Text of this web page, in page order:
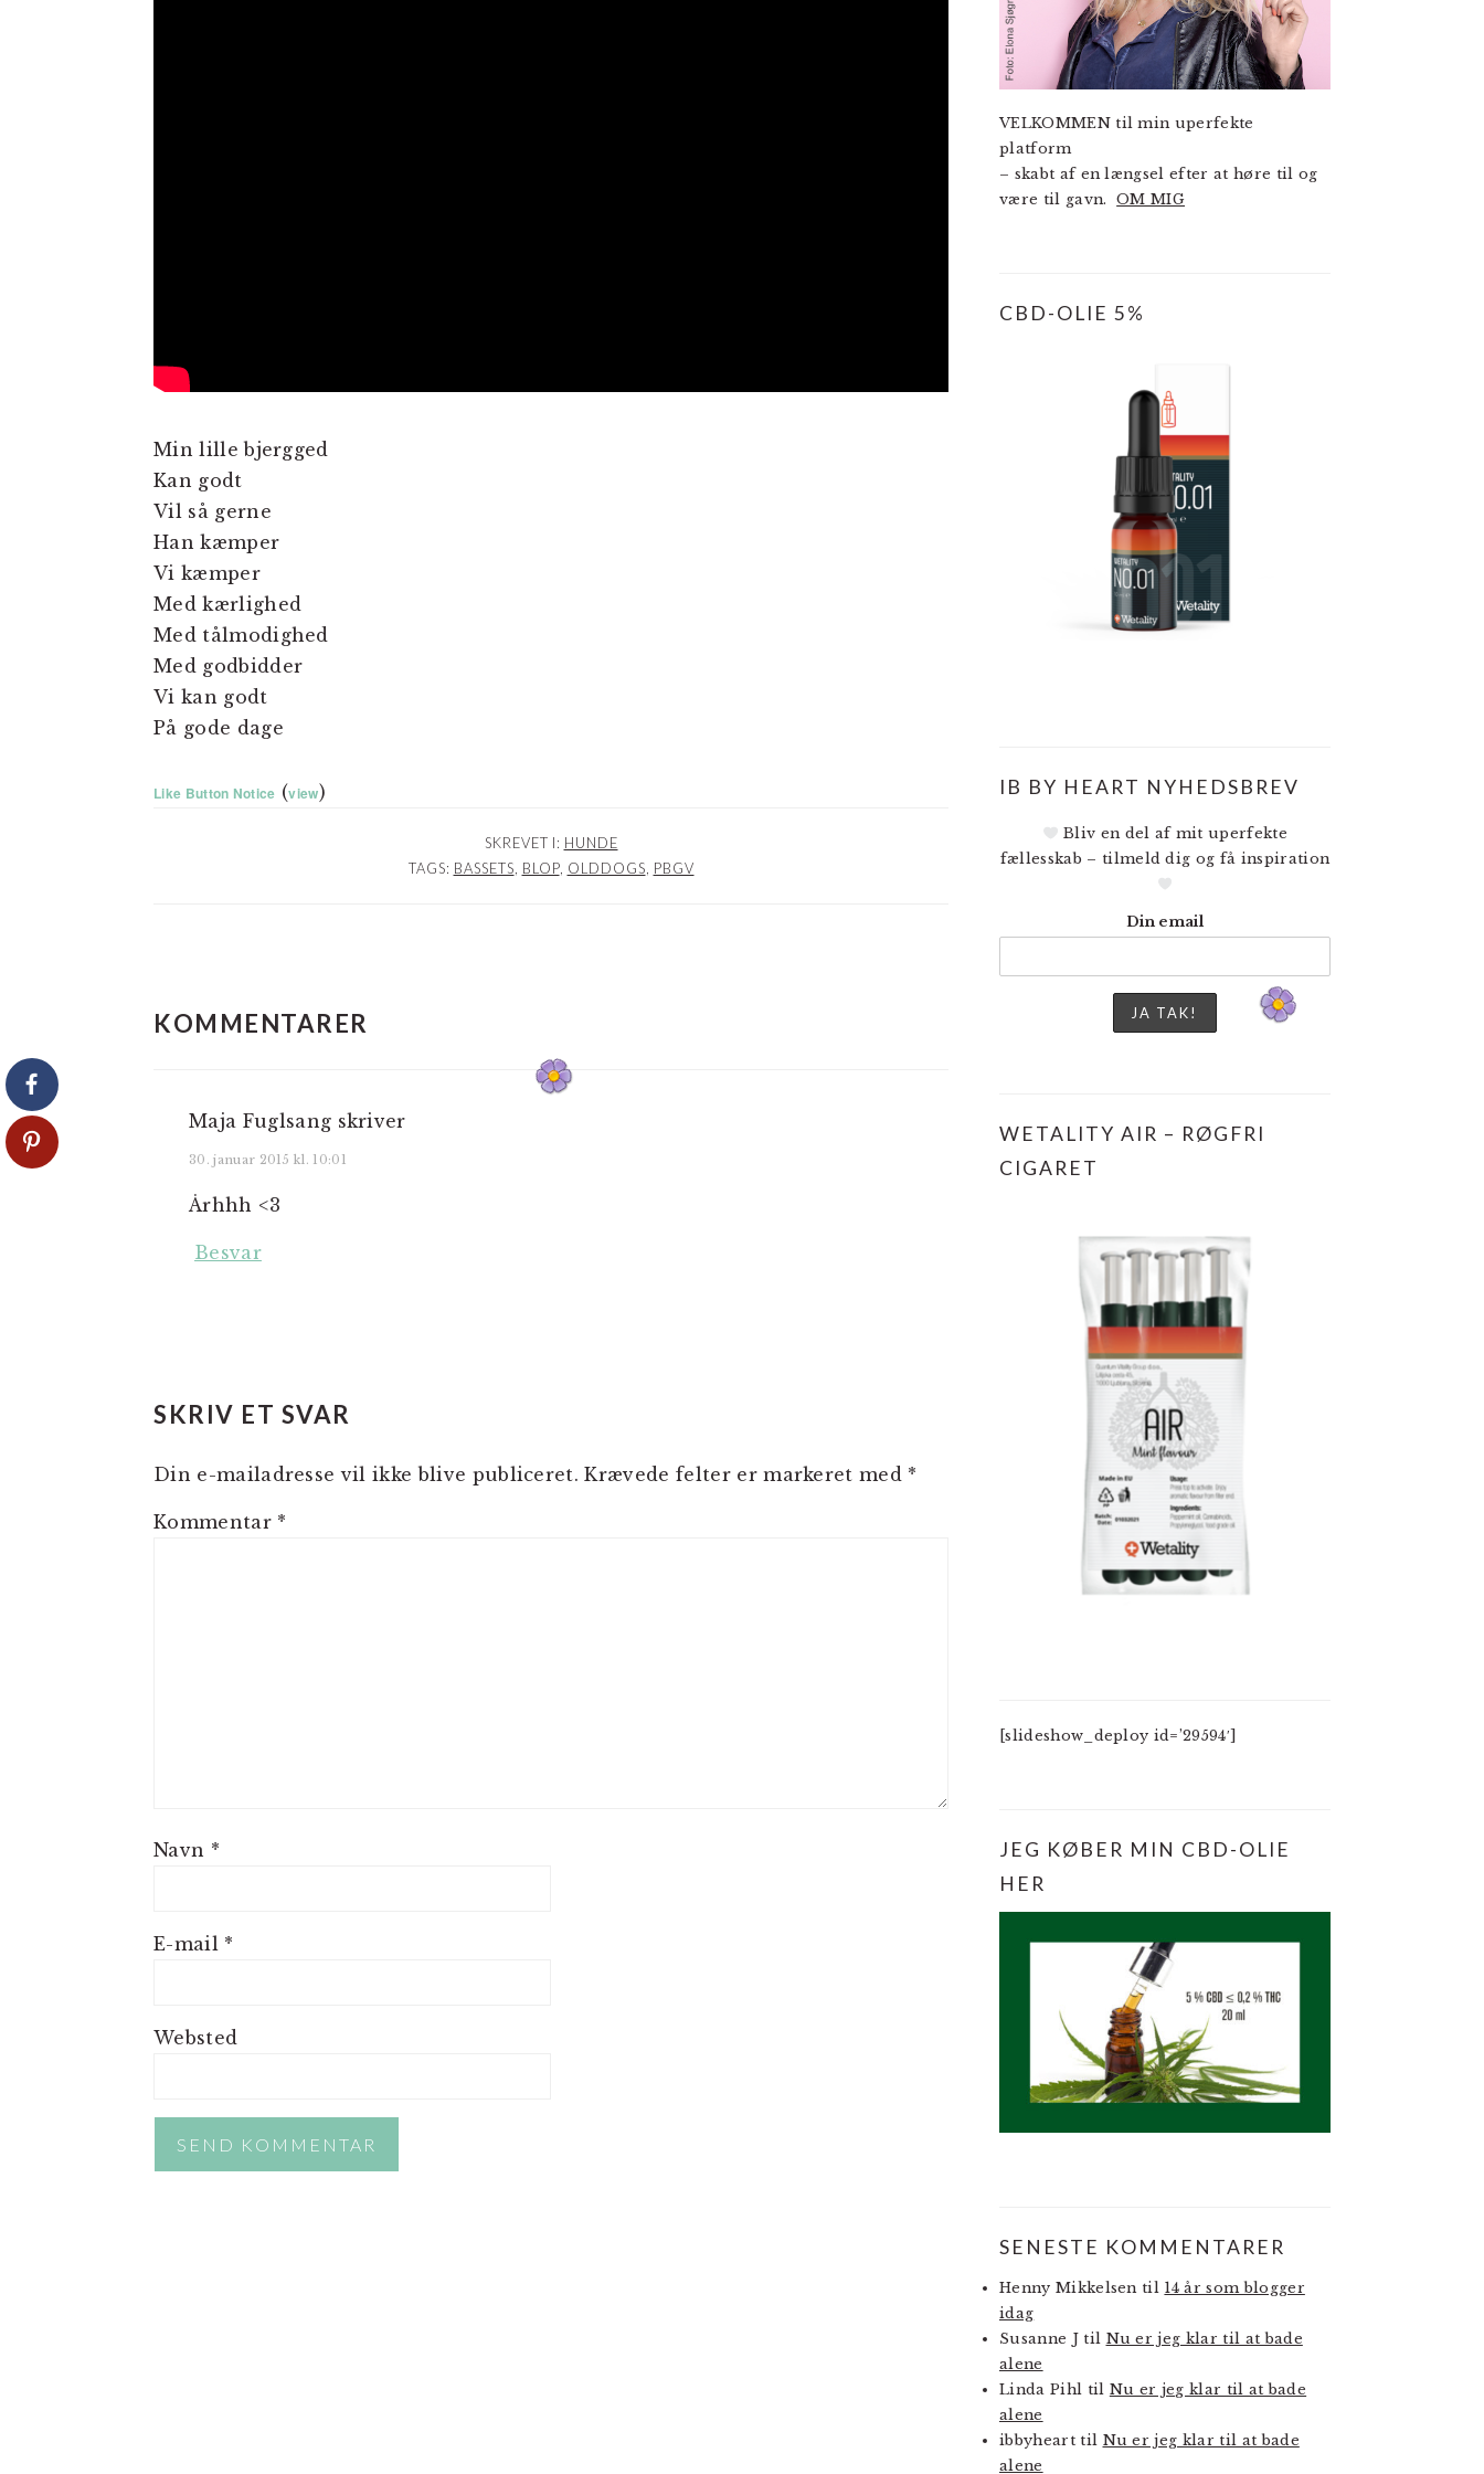
Min lille bjergged
Kan godt
Vil så gerne
Han kæmper
Vi kæmper
Med kærlighed
Med tålmodighed
Med godbidder
Vi kan godt
På gode dage
Like Button Notice (view)
SKREVET I: HUNDE
TAGS: BASSETS BLOP, OLDDOGS PBGV
KOMMENTARER
Maja Fuglsang skriver
30. januar 2015 kl. 10:01
Århhh <3
Besvar
SKRIV ET SVAR
Din e-mailadresse vil ikke blive publiceret. Krævede felter er markeret med *
Kommentar *
Navn *
E-mail *
Websted
VELKOMMEN til min uperfekte
platform
– skabt af en længsel efter at høre til og
være til gavn.OM MIG
CBD-OLIE 5%
IB BY HEART NYHEDSBREV
Bliv en del af mit uperfekte
fællesskab – tilmeld dig og få inspiration
Din email
WETALITY AIR – RØGFRI
CIGARET
[slideshow_deploy id=’29594′]
JEG KØBER MIN CBD-OLIE
HER
SENESTE KOMMENTARER
Henny Mikkelsen til 14 år som blogger
idag
Susanne Jtil Nu er jeg klar til at bade
alene
Linda Pihl til Nu er jeg klar til at bade
alene
ibbyhearttil Nu er jeg klar til at bade
alene